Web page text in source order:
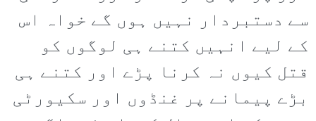
سے دستبردار نہیں ہوں گے خواہ اس
کے لیے انہیں کتنے ہی لوگوں کو
قتل کیوں نہ کرنا پڑے اور کتنے ہی
بڑے پیمانے پر غنڈوں اور سکیورٹی